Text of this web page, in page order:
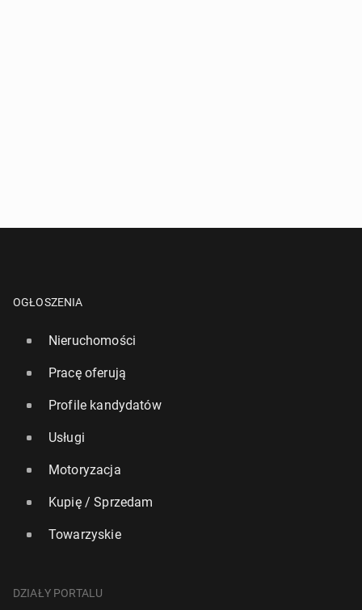
OGŁOSZENIA
Nieruchomości
Pracę oferują
Profile kandydatów
Usługi
Motoryzacja
Kupię / Sprzedam
Towarzyskie
DZIAŁY PORTALU